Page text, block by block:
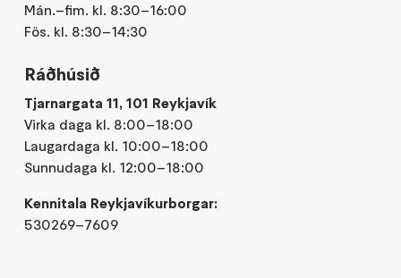
Mán.–fim. kl. 8:30–16:00
Fös. kl. 8:30–14:30
Ráðhúsið
Tjarnargata 11, 101 Reykjavík
Virka daga kl. 8:00–18:00
Laugardaga kl. 10:00–18:00
Sunnudaga kl. 12:00–18:00
Kennitala Reykjavíkurborgar:
530269–7609